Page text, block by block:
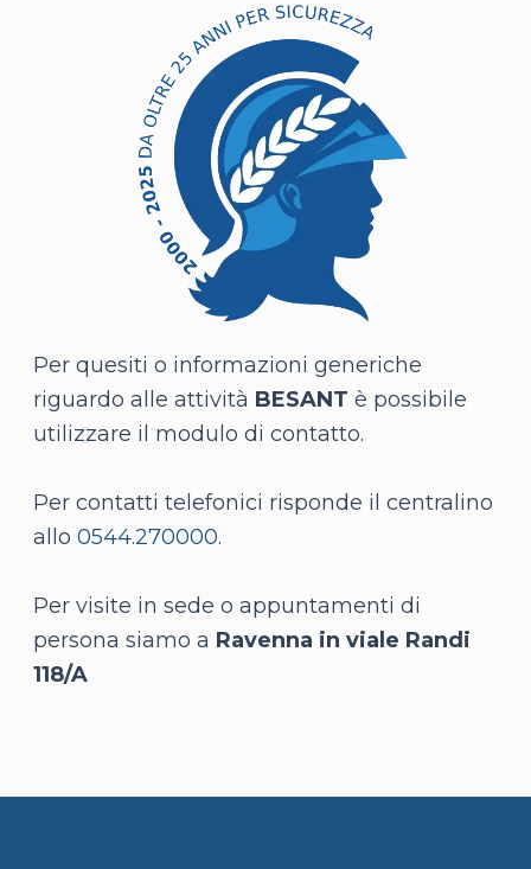
Per quesiti o informazioni generiche
riguardo alle attività BESANT è possibile
utilizzare il modulo di contatto.
Per contatti telefonici risponde il centralino
allo 0544.270000.
Per visite in sede o appuntamenti di
persona siamo a Ravenna in viale Randi
118/A